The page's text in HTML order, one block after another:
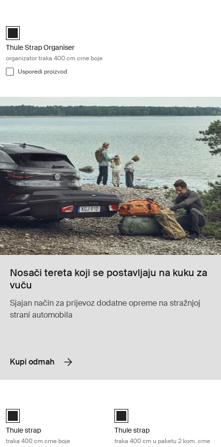
Black (selected)
Thule Strap Organiser
organizator traka 400 cm crne boje
Usporedi proizvod
Nosači tereta koji se postavljaju na kuku za
vuču
Sjajan način za prijevoz dodatne opreme na stražnjoj
strani automobila
Kupi odmah
Black (selected)
Thule strap
traka 400 cm crne boje
Black (selected)
Thule strap
traka 400 cm u paketu 2 kom. crne